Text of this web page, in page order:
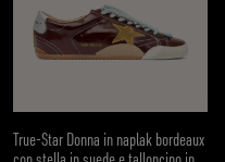
True-Star Donna in naplak bordeaux